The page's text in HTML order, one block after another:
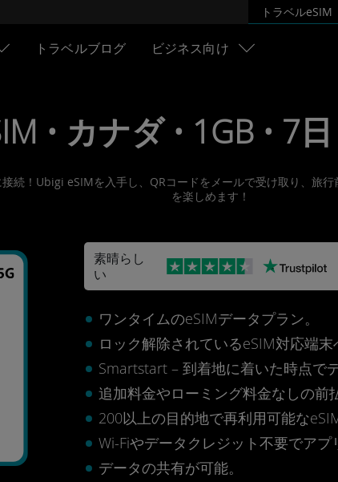
トラベルeSIM
トラベルブログ ビジネス向け
• カナダ • 1GB • 7
続！Ubigi eSIMを入手し、QRコードをメールで受け取り、旅
を楽しめます！
素晴らし
い
ワンタイムのeSIMデータプラン。
ロック解除されているeSIM対応端末
Smartstart – 到着地に着いた時点で
追加料金やローミング料金なしの前
200以上の目的地で再利用可能なeSIM
Wi-Fiやデータクレジット不要でアプ
データの共有が可能。